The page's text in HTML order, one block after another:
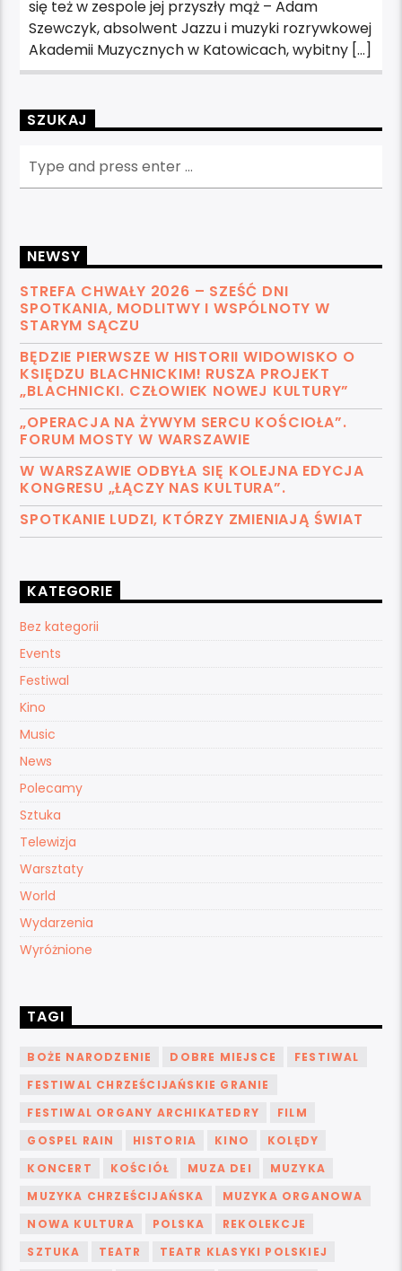
się też w zespole jej przyszły mąż – Adam
Szewczyk, absolwent Jazzu i muzyki rozrywkowej
Akademii Muzycznych w Katowicach, wybitny […]
SZUKAJ
NEWSY
STREFA CHWAŁY 2026 – SZEŚĆ DNI
SPOTKANIA, MODLITWY I WSPÓLNOTY W
STARYM SĄCZU
BĘDZIE PIERWSZE W HISTORII WIDOWISKO O
KSIĘDZU BLACHNICKIM! RUSZA PROJEKT
„BLACHNICKI. CZŁOWIEK NOWEJ KULTURY”
„OPERACJA NA ŻYWYM SERCU KOŚCIOŁA”.
FORUM MOSTY W WARSZAWIE
W WARSZAWIE ODBYŁA SIĘ KOLEJNA EDYCJA
KONGRESU „ŁĄCZY NAS KULTURA”.
SPOTKANIE LUDZI, KTÓRZY ZMIENIAJĄ ŚWIAT
KATEGORIE
Bez kategorii
Events
Festiwal
Kino
Music
News
Polecamy
Sztuka
Telewizja
Warsztaty
World
Wydarzenia
Wyróżnione
TAGI
BOŻE NARODZENIE DOBRE MIEJSCE
FESTIWAL
FESTIWAL CHRZEŚCIJAŃSKIE GRANIE
FESTIWAL ORGANY ARCHIKATEDRY
FILM
GOSPEL RAIN
HISTORIA KINO
KOLĘDY
KONCERT
KOŚCIÓŁ MUZA DEI
MUZYKA
MUZYKA CHRZEŚCIJAŃSKA
MUZYKA ORGANOWA
NOWA KULTURA
POLSKA
REKOLEKCJE
SZTUKA
TEATR
TEATR KLASYKI POLSKIEJ